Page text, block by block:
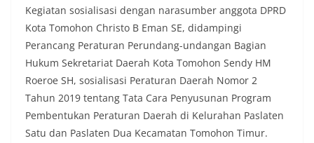
Kegiatan sosialisasi dengan narasumber anggota DPRD
Kota Tomohon Christo B Eman SE, didampingi
Perancang Peraturan Perundang-undangan Bagian
Hukum Sekretariat Daerah Kota Tomohon Sendy HM
Roeroe SH, sosialisasi Peraturan Daerah Nomor 2
Tahun 2019 tentang Tata Cara Penyusunan Program
Pembentukan Peraturan Daerah di Kelurahan Paslaten
Satu dan Paslaten Dua Kecamatan Tomohon Timur.